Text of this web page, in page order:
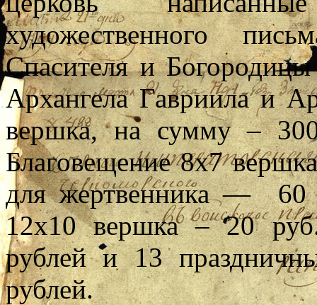
художественного
Спасителя и
Архангела Гавриила и
вершка, на сумму –
Благовещение 8х7
для жертвенника — 60
12х10 вершка – 20
рублей и 13
рублей.